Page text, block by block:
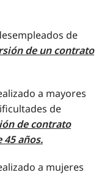
de
de un contrato
a mayores
de
de contrato
años.
a mujeres